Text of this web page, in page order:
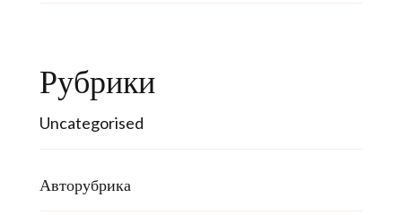
Рубрики
Uncategorised
Авторубрика